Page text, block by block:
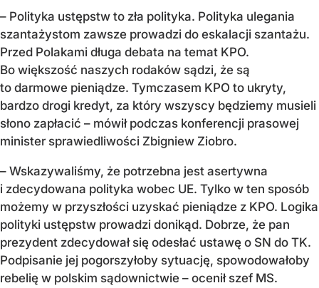
– Polityka ustępstw to zła polityka. Polityka ulegania
szantażystom zawsze prowadzi do eskalacji szantażu.
Przed Polakami długa debata na temat KPO.
Bo większość naszych rodaków sądzi, że są
to darmowe pieniądze. Tymczasem KPO to ukryty,
bardzo drogi kredyt, za który wszyscy będziemy musieli
słono zapłacić – mówił podczas konferencji prasowej
minister sprawiedliwości Zbigniew Ziobro.
– Wskazywaliśmy, że potrzebna jest asertywna
i zdecydowana polityka wobec UE. Tylko w ten sposób
możemy w przyszłości uzyskać pieniądze z KPO. Logika
polityki ustępstw prowadzi donikąd. Dobrze, że pan
prezydent zdecydował się odesłać ustawę o SN do TK.
Podpisanie jej pogorszyłoby sytuację, spowodowałoby
rebelię w polskim sądownictwie – ocenił szef MS.